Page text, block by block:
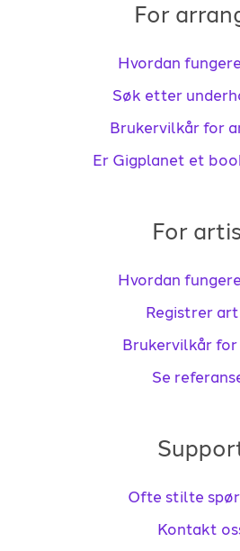
For
Hvordan
Søk etter
Brukervilkår for
Er Gigplanet et
For
Hvordan
Registrer
Brukervilkår
Se
Ofte stilte
Kontakt